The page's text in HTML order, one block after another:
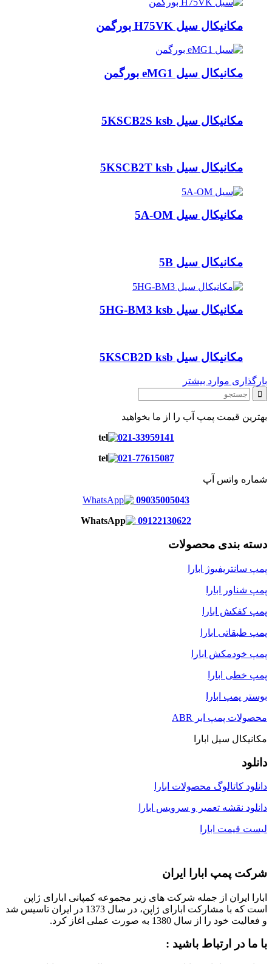
مکانیکال سیل H75VK بورگمن
مکانیکال سیل eMG1 بورگمن
مکانیکال سیل 5KSCB2S ksb
مکانیکال سیل 5KSCB2T ksb
مکانیکال سیل 5A-OM
مکانیکال سیل 5B
مکانیکال سیل 5HG-BM3 ksb
مکانیکال سیل 5KSCB2D ksb
بارگذاری موارد بیشتر
بهترین قیمت پمپ آب را از ما بخواهید
021-33959141
021-77615087
شماره واتس آپ
09035005043
09122130622
دسته بندی محصولات
پمپ سانتریفیوژ ابارا
پمپ شناور ابارا
پمپ کفکش ابارا
پمپ طبقاتی ابارا
پمپ خودمکش ابارا
پمپ خطی ابارا
بوستر پمپ ابارا
محصولات پمپ ابر ABR
مکانیکال سیل ابارا
دانلود
دانلود کاتالوگ محصولات ابارا
دانلود نقشه تعمیر و سرویس ابارا
لیست قیمت ابارا
شرکت پمپ ابارا ایران
ابارا ایران از جمله شرکت های زیر مجموعه کمپانی ابارای ژاپن
است که با مشارکت ابارای ژاپن، در سال 1373 در ایران تاسیس شد
و فعالیت خود را از سال 1380 به صورت عملی اغاز کرد.
با ما در ارتباط باشید :